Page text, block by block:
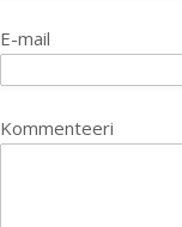
E-mail
Kommenteeri